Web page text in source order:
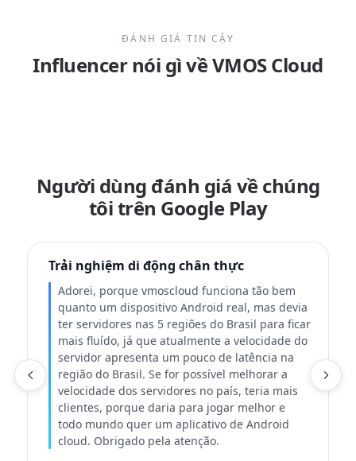
ĐÁNH GIÁ TIN CẬY
Influencer nói gì về VMOS Cloud
Người dùng đánh giá về chúng
tôi trên Google Play
Trải nghiệm di động chân thực
Adorei, porque vmoscloud funciona tão bem
quanto um dispositivo Android real, mas devia
ter servidores nas 5 regiões do Brasil para ficar
mais fluído, já que atualmente a velocidade do
servidor apresenta um pouco de latência na
região do Brasil. Se for possível melhorar a
velocidade dos servidores no país, teria mais
clientes, porque daria para jogar melhor e
todo mundo quer um aplicativo de Android
cloud. Obrigado pela atenção.